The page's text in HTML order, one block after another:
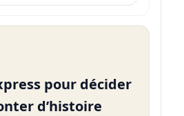
pour décider
d’histoire